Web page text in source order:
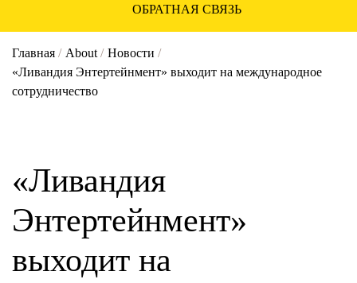
ОБРАТНАЯ СВЯЗЬ
Главная / About / Новости /
«Ливандия Энтертейнмент» выходит на международное
сотрудничество
«Ливандия
Энтертейнмент»
выходит на